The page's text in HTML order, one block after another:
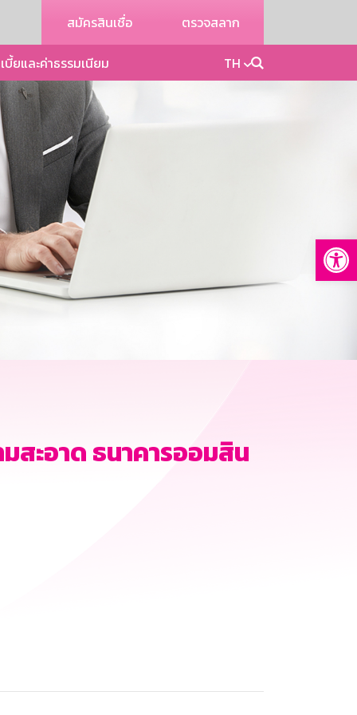
สมัครสินเชื่อ ตรวจสลาก
บี้ยและค่าธรรมเนียม TH
สะอาด ธนาคารออมสิน